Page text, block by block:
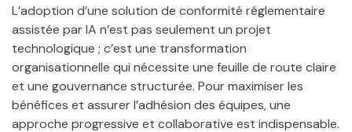
L’adoption d’une solution de conformité réglementaire
assistée par IA n’est pas seulement un projet
technologique ; c’est une transformation
organisationnelle qui nécessite une feuille de route claire
et une gouvernance structurée. Pour maximiser les
bénéfices et assurer l’adhésion des équipes, une
approche progressive et collaborative est indispensable.